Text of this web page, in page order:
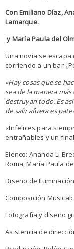
Con Emiliano Díaz,
Lamarque.
y María Paula del
Una novia se escapa
corriendo a un bar
«Hay cosas que se
sea de la manera
destruyan todo. Es
de salir afuera es
«Infelices para
entrañables y un
Elenco: Ananda Li
Roma, María Paula
Diseño de
Composición
Fotografía y diseño
Asistencia de